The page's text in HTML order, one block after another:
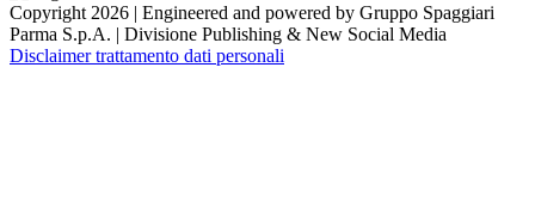
Copyright 2026 | Engineered and powered by Gruppo Spaggiari
Parma S.p.A. | Divisione Publishing & New Social Media
Disclaimer trattamento dati personali